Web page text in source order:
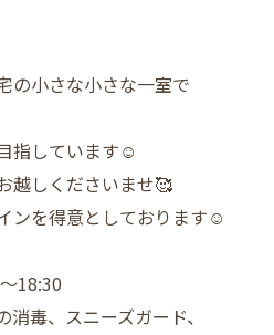
の小さな小さな一室で
指しています☺️
越しくださいませ🥰
ンを得意としております☺️
18:30
毒、スニーズガード、